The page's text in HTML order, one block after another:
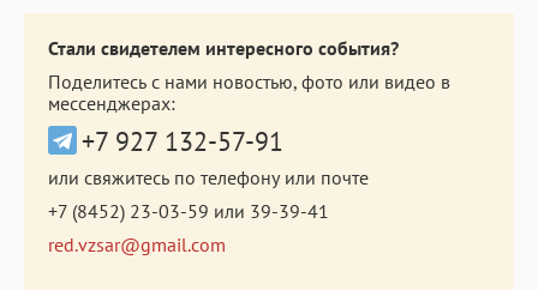
Стали свидетелем интересного события?
Поделитесь с нами новостью, фото или видео в
мессенджерах:
+7 927 132-57-91
или свяжитесь по телефону или почте
+7 (8452) 23-03-59 или 39-39-41
red.vzsar@gmail.com